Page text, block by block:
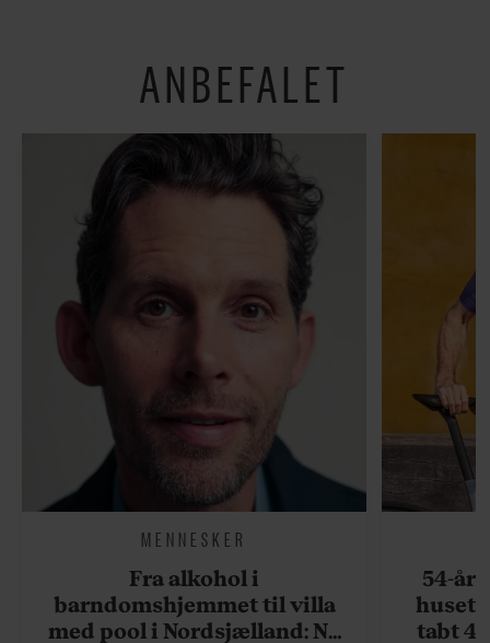
ANBEFALET
MENNESKER
Fra alkohol i
barndomshjemmet til villa
med pool i Nordsjælland: Nu
54-
huset
tabt